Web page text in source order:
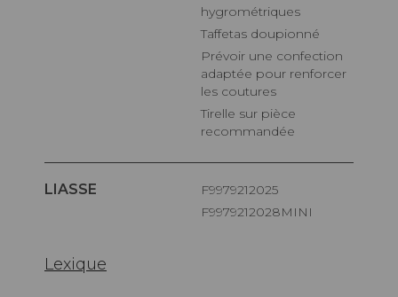
hygrométriques
Taffetas doupionné
Prévoir une confection
adaptée pour renforcer
les coutures
Tirelle sur pièce
recommandée
LIASSE
F9979212025
F9979212028MINI
Lexique